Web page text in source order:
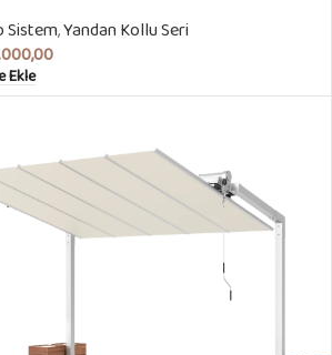
Sistem,Yandan Kollu Seri
Ekle